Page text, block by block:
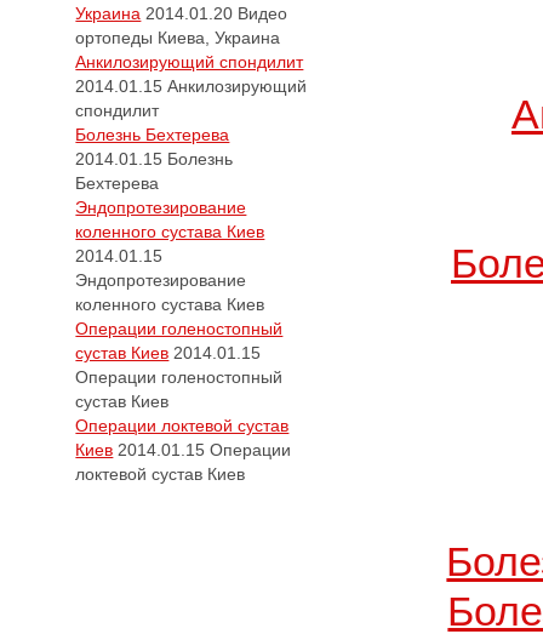
Украина 2014.01.20 Видео
ортопеды Киева, Украина
Анкилозирующий спондилит
2014.01.15 Анкилозирующий
спондилит
Болезнь Бехтерева
2014.01.15 Болезнь
Бехтерева
Эндопротезирование
коленного сустава Киев
2014.01.15
Эндопротезирование
коленного сустава Киев
Операции голеностопный
сустав Киев 2014.01.15
Операции голеностопный
сустав Киев
Операции локтевой сустав
Киев 2014.01.15 Операции
локтевой сустав Киев